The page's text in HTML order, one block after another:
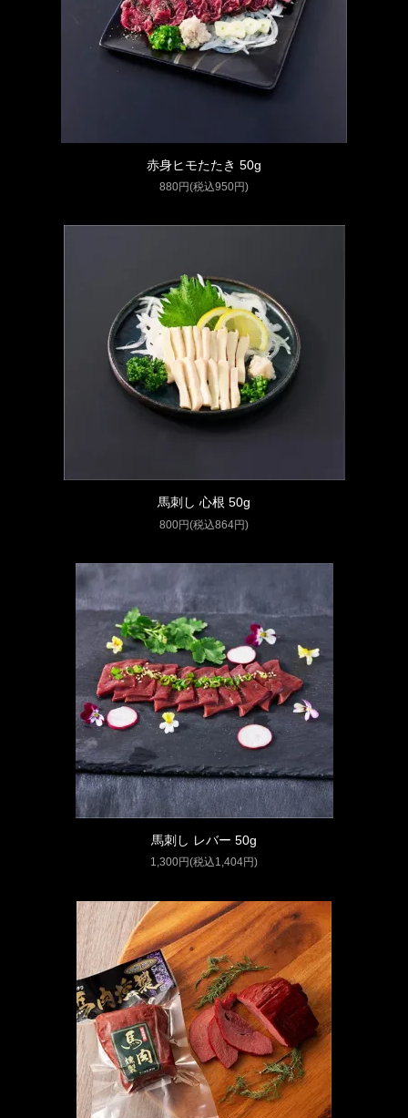
赤身ヒモたたき 50g
880円(税込950円)
馬刺し 心根 50g
800円(税込864円)
馬刺し レバー 50g
1,300円(税込1,404円)